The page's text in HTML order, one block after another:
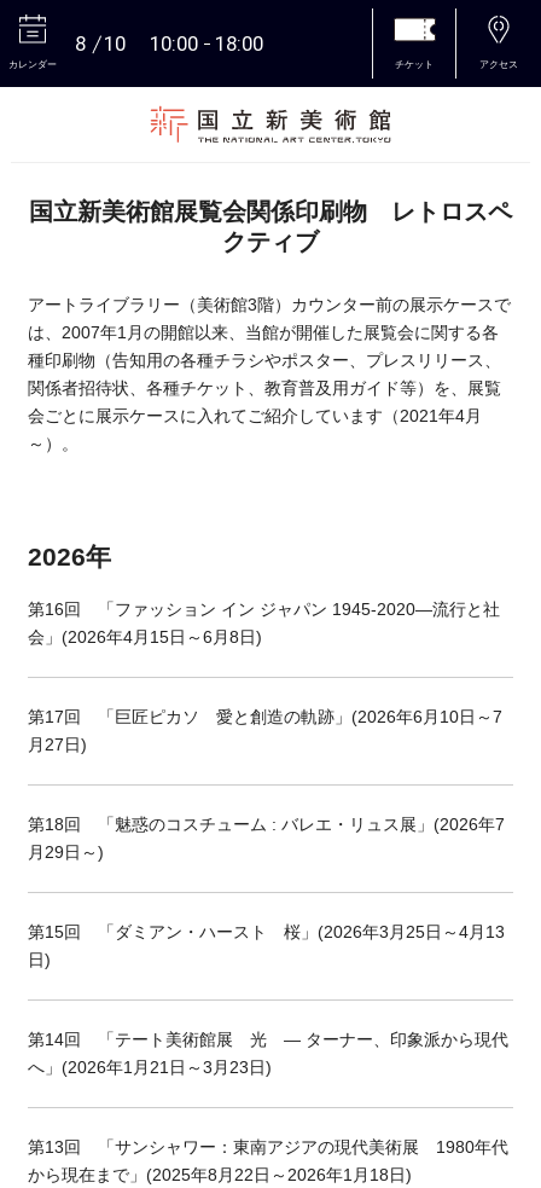
カレンダー
8 10 10:00 18:00
チケット アクセス
国立新美術館展覧会関係印刷物 レトロスペ
クティブ
アートライブラリー（美術館3階）カウンター前の展示ケースで
は、2007年1月の開館以来、当館が開催した展覧会に関する各
種印刷物（告知用の各種チラシやポスター、プレスリリース、
関係者招待状、各種チケット、教育普及用ガイド等）を、展覧
会ごとに展示ケースに入れてご紹介しています（2021年4月
～）。
2026年
第16回 「ファッション イン ジャパン 1945-2020―流行と社
会」 (2026年4月15日～6月8日)
第17回 「巨匠ピカソ 愛と創造の軌跡」 (2026年6月10日～7
月27日)
第18回 「魅惑のコスチューム : バレエ・リュス展」 (2026年7
月29日～)
第15回 「ダミアン・ハースト 桜」 (2026年3月25日～4月13
日)
第14回 「テート美術館展 光 ― ターナー、印象派から現代
へ」 (2026年1月21日～3月23日)
第13回 「サンシャワー：東南アジアの現代美術展 1980年代
から現在まで」 (2025年8月22日～2026年1月 18日)